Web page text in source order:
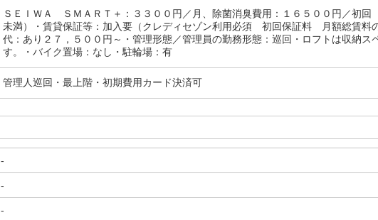
ＳＥＩＷＡ ＳＭＡＲＴ＋：３３００円／月、除菌消臭費用：１６５００円
未満）・賃貸保証等：加入要（クレディセゾン利用必須 初回保証料 月額総賃料
代：あり２７，５００円～・管理形態／管理員の勤務形態：巡回・ロフトは収納ス
す。・バイク置場：なし・駐輪場：有
管理人巡回・最上階・初期費用カード決済可
-
-
-